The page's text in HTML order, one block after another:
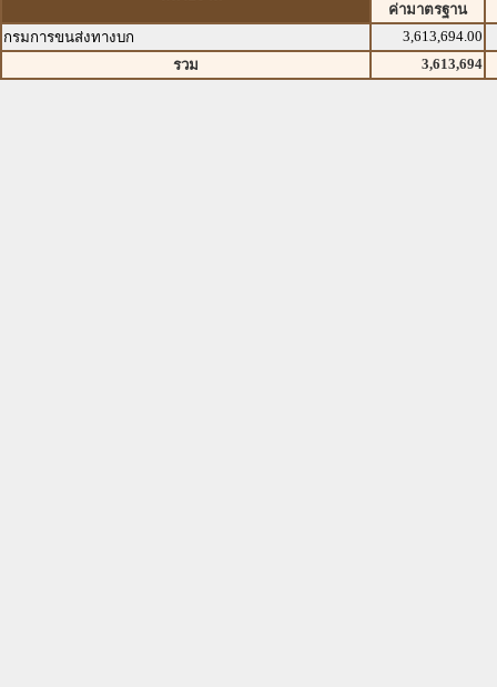
ค่ามาตรฐาน
กรมการขนส่งทางบก
3,613,694.00
รวม
3,613,694